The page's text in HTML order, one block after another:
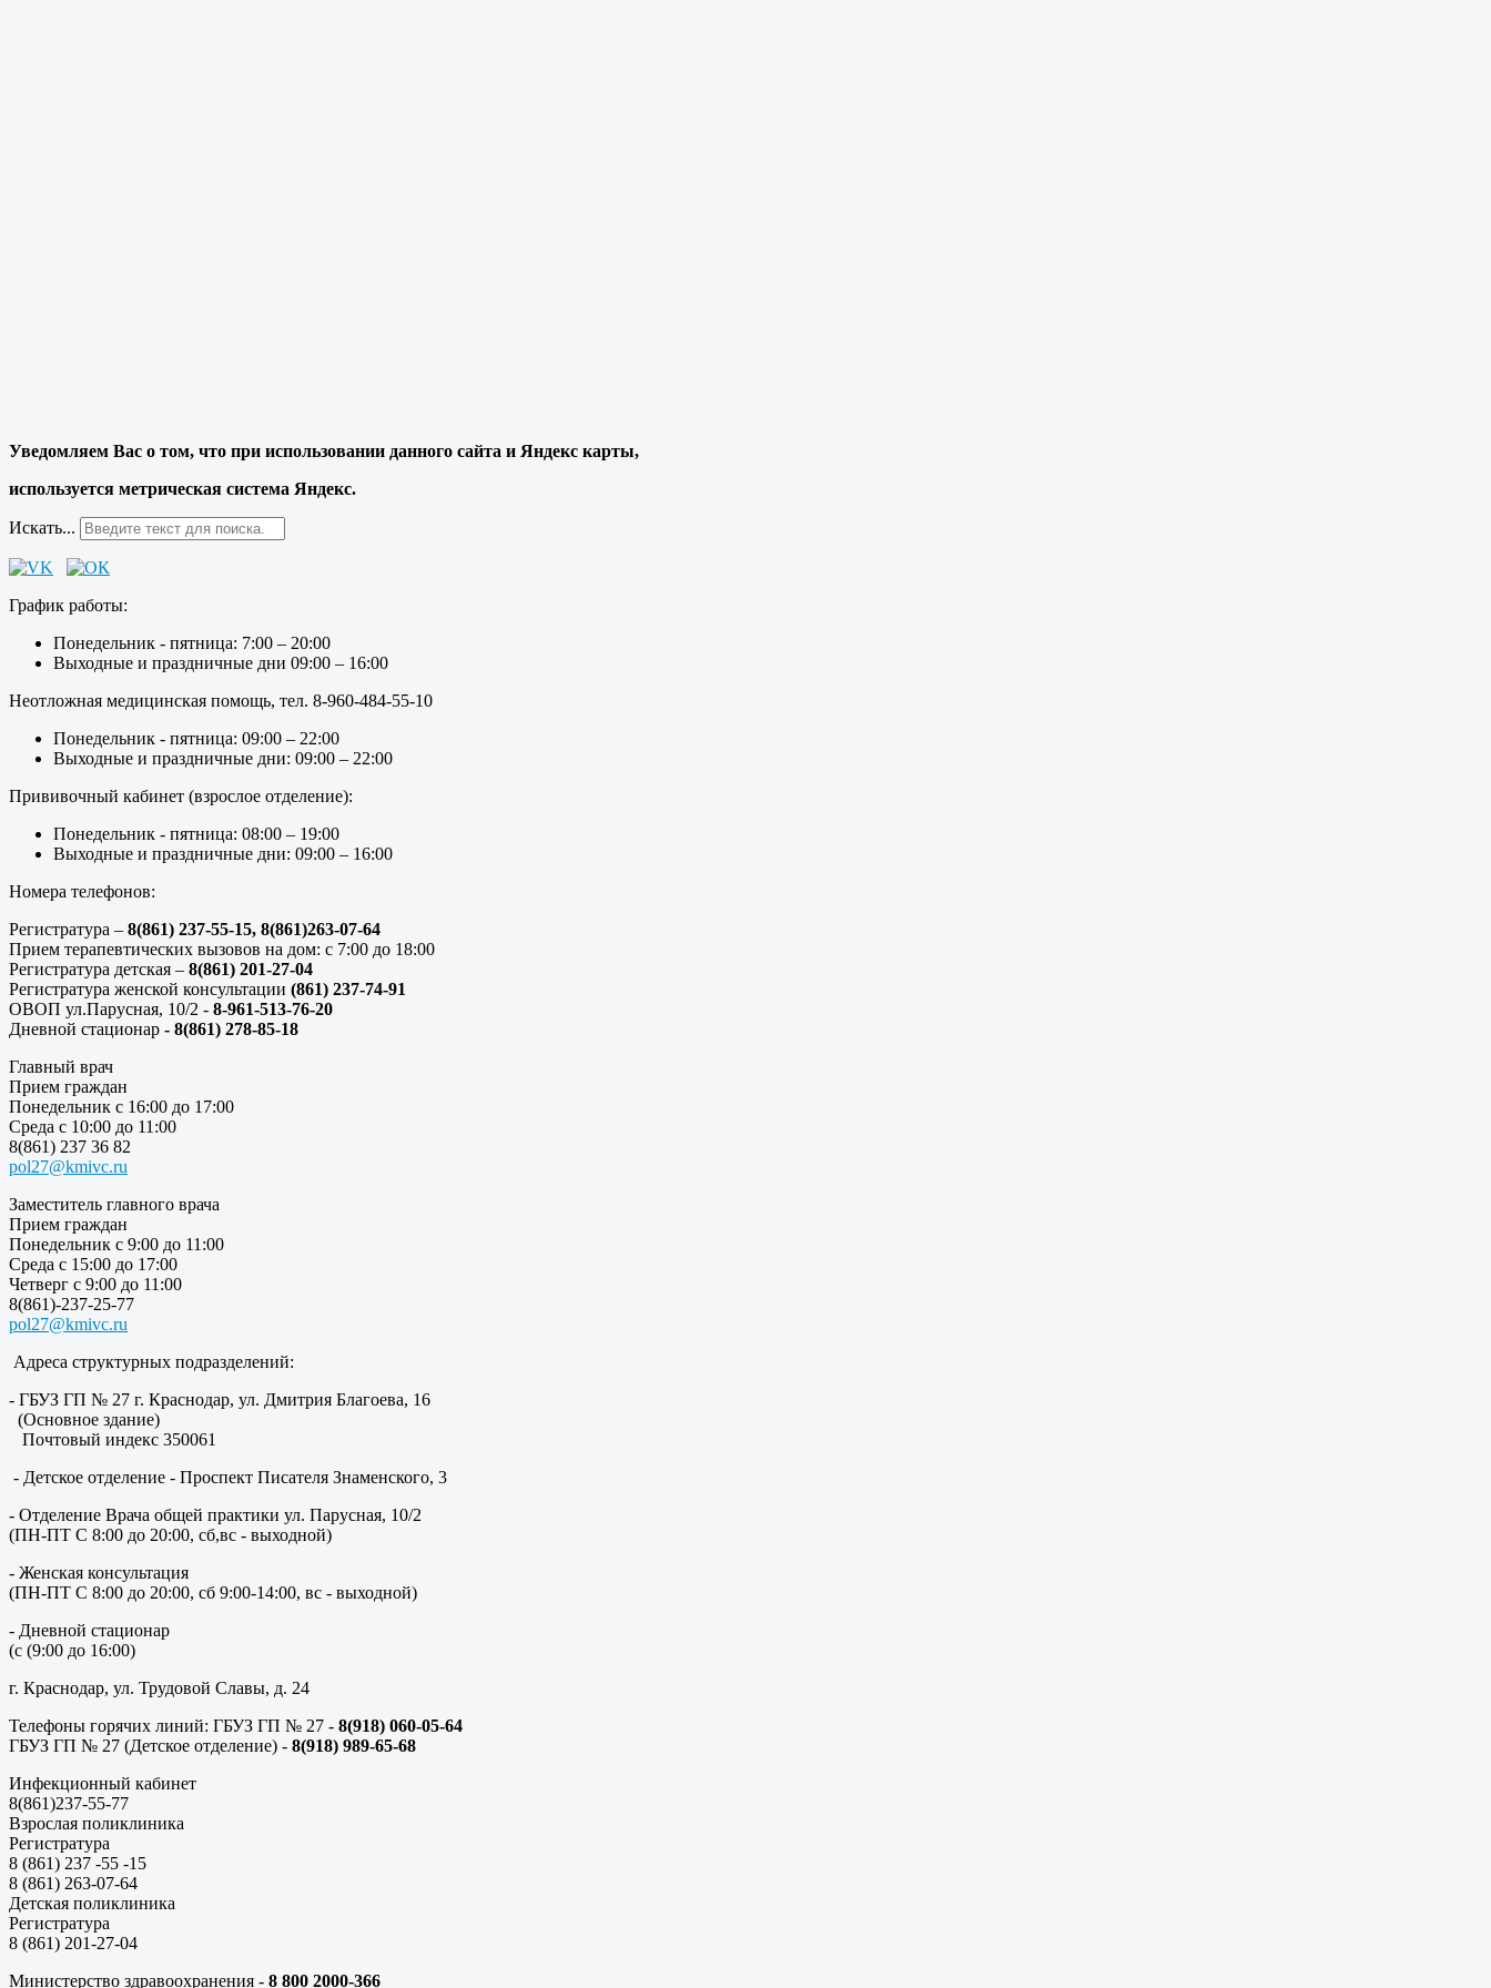
Уведомляем Вас о том, что при использовании данного сайта и Яндекс карты,
используется метрическая система Яндекс.
Искать...
График работы:
Понедельник - пятница: 7:00 – 20:00
Выходные и праздничные дни 09:00 – 16:00
Неотложная медицинская помощь, тел. 8-960-484-55-10
Понедельник - пятница: 09:00 – 22:00
Выходные и праздничные дни: 09:00 – 22:00
Прививочный кабинет (взрослое отделение):
Понедельник - пятница: 08:00 – 19:00
Выходные и праздничные дни: 09:00 – 16:00
Номера телефонов:
Регистратура – 8(861) 237-55-15, 8(861)263-07-64
Прием терапевтических вызовов на дом: с 7:00 до 18:00
Регистратура детская – 8(861) 201-27-04
Регистратура женской консультации (861) 237-74-91
ОВОП ул.Парусная, 10/2 - 8-961-513-76-20
Дневной стационар - 8(861) 278-85-18
Главный врач
Прием граждан
Понедельник с 16:00 до 17:00
Среда с 10:00 до 11:00
8(861) 237 36 82
pol27@kmivc.ru
Заместитель главного врача
Прием граждан
Понедельник с 9:00 до 11:00
Среда с 15:00 до 17:00
Четверг с 9:00 до 11:00
8(861)-237-25-77
pol27@kmivc.ru
Адреса структурных подразделений:
- ГБУЗ ГП № 27 г. Краснодар, ул. Дмитрия Благоева, 16
(Основное здание)
Почтовый индекс 350061
- Детское отделение - Проспект Писателя Знаменского, 3
- Отделение Врача общей практики ул. Парусная, 10/2
(ПН-ПТ С 8:00 до 20:00, сб,вс - выходной)
- Женская консультация
(ПН-ПТ С 8:00 до 20:00, сб 9:00-14:00, вс - выходной)
- Дневной стационар
(с (9:00 до 16:00)
г. Краснодар, ул. Трудовой Славы, д. 24
Телефоны горячих линий: ГБУЗ ГП № 27 - 8(918) 060-05-64
ГБУЗ ГП № 27 (Детское отделение) - 8(918) 989-65-68
Инфекционный кабинет
8(861)237-55-77
Взрослая поликлиника
Регистратура
8 (861) 237 -55 -15
8 (861) 263-07-64
Детская поликлиника
Регистратура
8 (861) 201-27-04
Министерство здравоохранения - 8 800 2000-366